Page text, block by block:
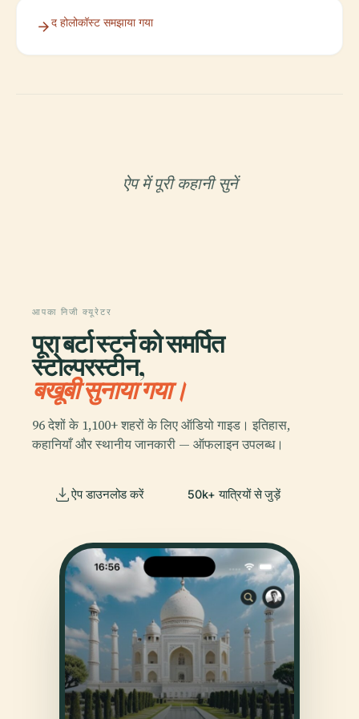
द होलोकॉस्ट समझाया गया
ऐप में पूरी कहानी सुनें
आपका निजी क्यूरेटर
पूरा बर्टा स्टर्न को समर्पित
स्टोल्परस्टीन,
बखूबी सुनाया गया।
96 देशों के 1,100+ शहरों के लिए ऑडियो गाइड। इतिहास,
कहानियाँ और स्थानीय जानकारी — ऑफलाइन उपलब्ध।
ऐप डाउनलोड करें 50k+ यात्रियों से जुड़ें